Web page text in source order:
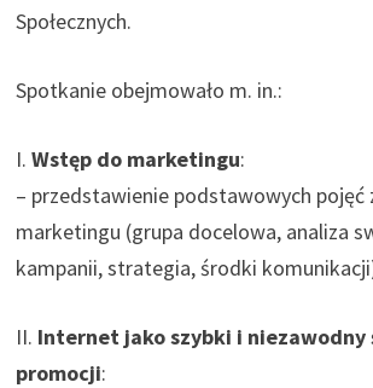
Społecznych.
Spotkanie obejmowało m. in.:
I. Wstęp do marketingu:
– przedstawienie podstawowych pojęć
marketingu (grupa docelowa, analiza
kampanii, strategia, środki
II. Internet jako szybki i niezawodny
promocji: